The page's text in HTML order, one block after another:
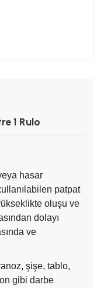
1 Rulo
hasar
patpat
oluşu ve
dolayı
ve
şişe, tablo,
gibi darbe